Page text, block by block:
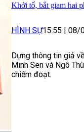
Khởi tố, bắt giam hai
HÌNH SỰ15:55 | 08/
Dựng thông tin giả
Minh Sen và Ngô
chiếm đoạt.